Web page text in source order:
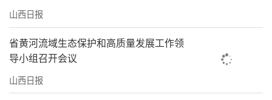
山西日报
省黄河流域生态保护和高质量发展工作领
导小组召开会议
山西日报